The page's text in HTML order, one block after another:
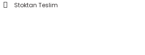
Stoktan Teslim